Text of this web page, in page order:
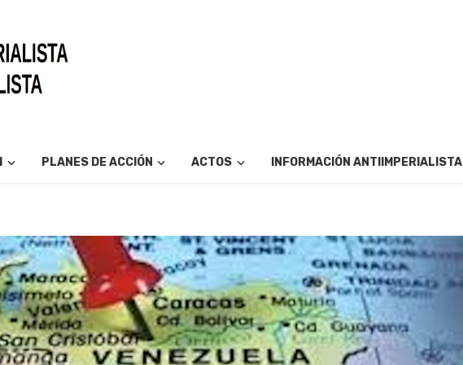
PLANES DE ACCIÓN ACTOS INFORMACIÓN ANTIIMPERIALISTA